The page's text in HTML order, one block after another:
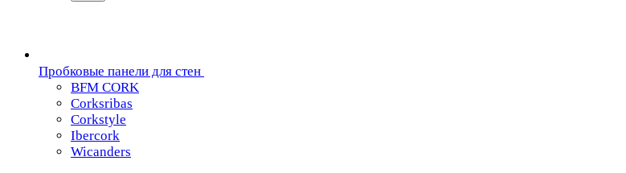
Пробковые панели для стен
BFM CORK
Corksribas
Corkstyle
Ibercork
Wicanders